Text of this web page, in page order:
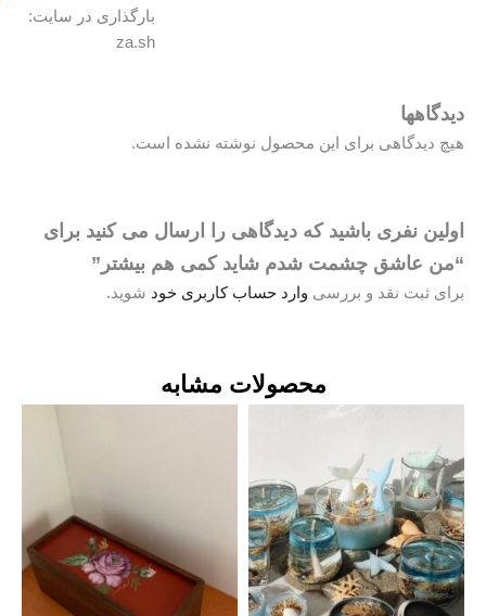
بارگذاری در سایت:
za.sh
دیدگاهی برای این محصول نوشته نشده است.
نفری باشید که دیدگاهی را ارسال می کنید برای
عاشق چشمت شدم شاید کمی هم بیشتر”
ثبت نقد و بررسیوارد حساب کاربری خود شوید.
محصولات مشابه